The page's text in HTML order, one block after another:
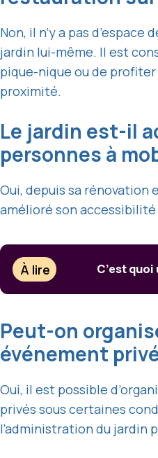
Non, il n’y a pas
jardin lui-même. Il est
pique-nique ou de
proximité.
Le jardin est-il
personnes à
Oui, depuis sa rénovation
amélioré son
À lire C’est
Peut-on
événement
Oui, il est possible
privés sous certaines
l’administration du jardin